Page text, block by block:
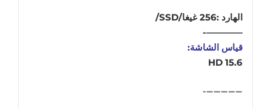
الهارد :256 غيغا/SSD/
————-
قياس الشاشة:
15.6 HD
—————-